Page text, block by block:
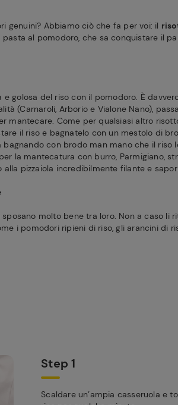
genuini? Abbiamo ciò che fa per voi: il
al pomodoro, che sa conquistare il
golosa del riso con il pomodoro. È
(Carnaroli, Arborio e Vialone Nano),
mantecare. Come per qualsiasi altro
il riso e bagnatelo con un mestolo di
con brodo man mano che il riso
la mantecatura con burro, Parmigiano,
pizzaiola incredibilmente filante e
molto bene tra loro. Non a caso li
i pomodori ripieni di riso, gli arancini di
Step 1
Scaldare un’ampia casseruola e